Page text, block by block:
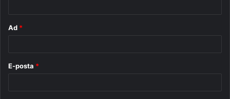
Ad *
E-posta *